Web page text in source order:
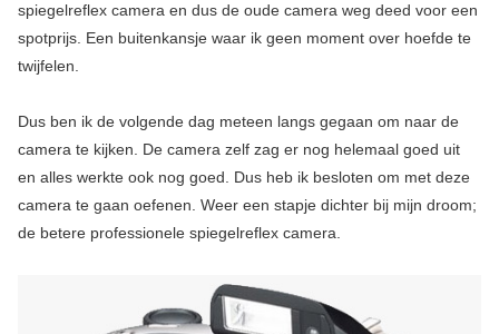
spiegelreflex camera en dus de oude camera weg deed voor een
spotprijs. Een buitenkansje waar ik geen moment over hoefde te
twijfelen.
Dus ben ik de volgende dag meteen langs gegaan om naar de
camera te kijken. De camera zelf zag er nog helemaal goed uit
en alles werkte ook nog goed. Dus heb ik besloten om met deze
camera te gaan oefenen. Weer een stapje dichter bij mijn droom;
de betere professionele spiegelreflex camera.